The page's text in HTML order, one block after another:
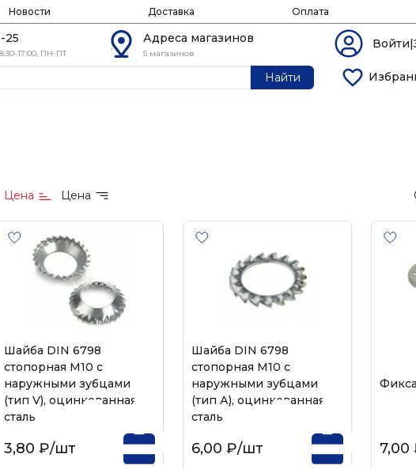
Новости Доставка Оплата
25
17:00, ПН-ПТ
Адреса магазинов
5 магазинов
Найти
Цена Цена
Шайба DIN 6798
стопорная М10 с
наружными зубцами
(тип V), оцинкованная
сталь
3,80 ₽/шт
Шайба DIN 6798
стопорная М10 с
наружными зубцами
(тип А), оцинкованная
сталь
6,00 ₽/шт 7,00